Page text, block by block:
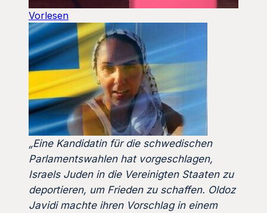
Vorlesen
„Eine Kandidatin für die schwedischen
Parlamentswahlen hat vorgeschlagen,
Israels Juden in die Vereinigten Staaten zu
deportieren, um Frieden zu schaffen. Oldoz
Javidi machte ihren Vorschlag in einem